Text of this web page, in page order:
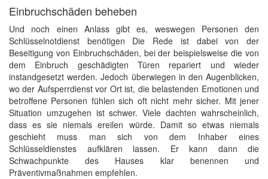
Einbruchschäden beheben
Und noch einen Anlass gibt es, weswegen Personen den
Schlüsselnotdienst benötigen Die Rede ist dabei von der
Beseitigung von Einbruchschäden, bei der beispielsweise die von
dem Einbruch geschädigten Türen repariert und wieder
instandgesetzt werden. Jedoch überwiegen in den Augenblicken,
wo der Aufsperrdienst vor Ort ist, die belastenden Emotionen und
betroffene Personen fühlen sich oft nicht mehr sicher. Mit jener
Situation umzugehen ist schwer. Viele dachten wahrscheinlich,
dass es sie niemals ereilen würde. Damit so etwas niemals
geschieht muss man sich von dem Inhaber eines
Schlüsseldienstes aufklären lassen. Er kann dann die
Schwachpunkte des Hauses klar benennen und
Präventivmaßnahmen empfehlen.